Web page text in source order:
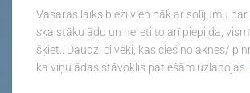
Vasaras laiks bieži vien nāk ar solījumu par
skaistāku ādu un nereti to arī piepilda,
šķiet.. Daudzi cilvēki, kas cieš no aknes/
ka viņu ādas stāvoklis patiešām uzlabojas